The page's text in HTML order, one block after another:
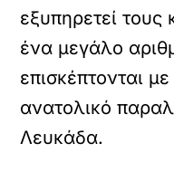
εξυπηρετεί τους
ένα μεγάλο
επισκέπτονται
ανατολικό
Λευκάδα.